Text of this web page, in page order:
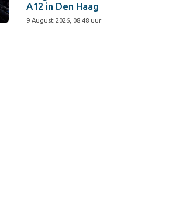
A12 in Den Haag
9 August 2026, 08:48 uur